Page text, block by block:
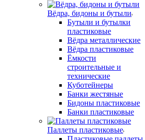
Вёдра, бидоны и бутыли
Бутыли и бутылки
пластиковые
Вёдра металлические
Вёдра пластиковые
Ёмкости
строительные и
технические
Куботейнеры
Банки жестяные
Бидоны пластиковые
Банки пластиковые
Паллеты пластиковые